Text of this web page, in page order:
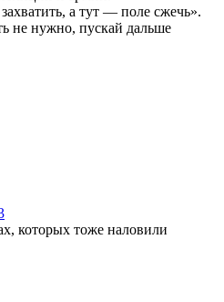
а тут — поле сжечь».
не нужно, пускай дальше
которых тоже наловили